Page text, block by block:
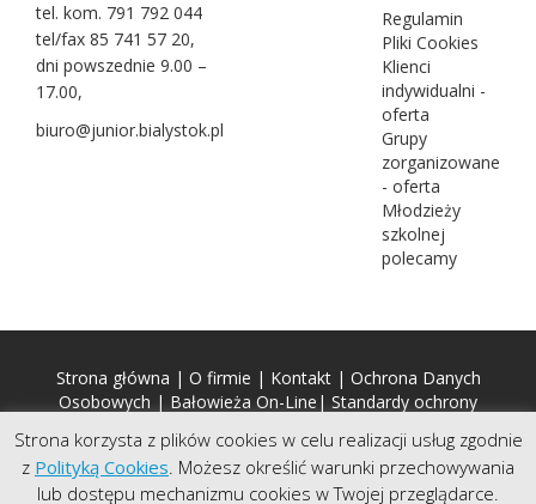
tel. kom. 791 792 044
tel/fax 85 741 57 20,
dni powszednie 9.00 –
17.00,
biuro@junior.bialystok.pl
Regulamin
Pliki Cookies
Klienci
indywidualni -
oferta
Grupy
zorganizowane
- oferta
Młodzieży
szkolnej
polecamy
Strona główna | O firmie | Kontakt| Ochrona Danych
Osobowych | Bałowieża On-Line | Standardy ochrony
Copyright © 2026 Biuro Podróży JUNIOR. Wszelkie prawa
Strona korzysta z plików cookies w celu realizacji usług zgodnie
z Polityką Cookies . Możesz określić warunki przechowywania
lub dostępu mechanizmu cookies w Twojej przeglądarce.